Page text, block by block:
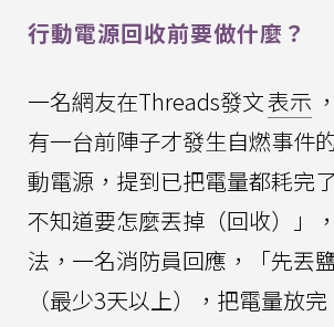
行動電源回收前要做什麼？
一名網友在Threads發文表示
有一台前陣子才發生自燃事件
動電源，提到已把電量都耗完
不知道要怎麼丟掉（回收）」
法，一名消防員回應，「先丟
（最少3天以上），把電量放